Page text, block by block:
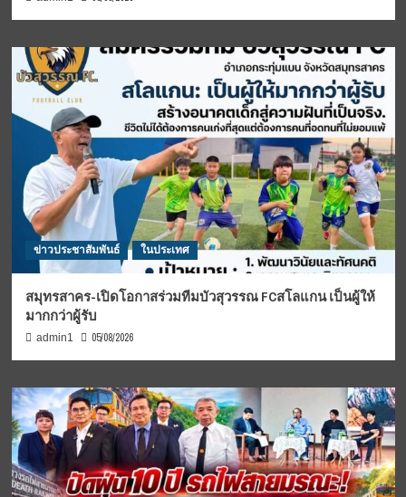
ข่าวประชาสัมพันธ์ ในประเทศ
สมุทรสาคร-เปิดโอกาสร่วมทีมบัวสุวรรณ FCสโลแกน เป็นผู้ให้
มากกว่าผู้รับ
admin1 05/08/2026